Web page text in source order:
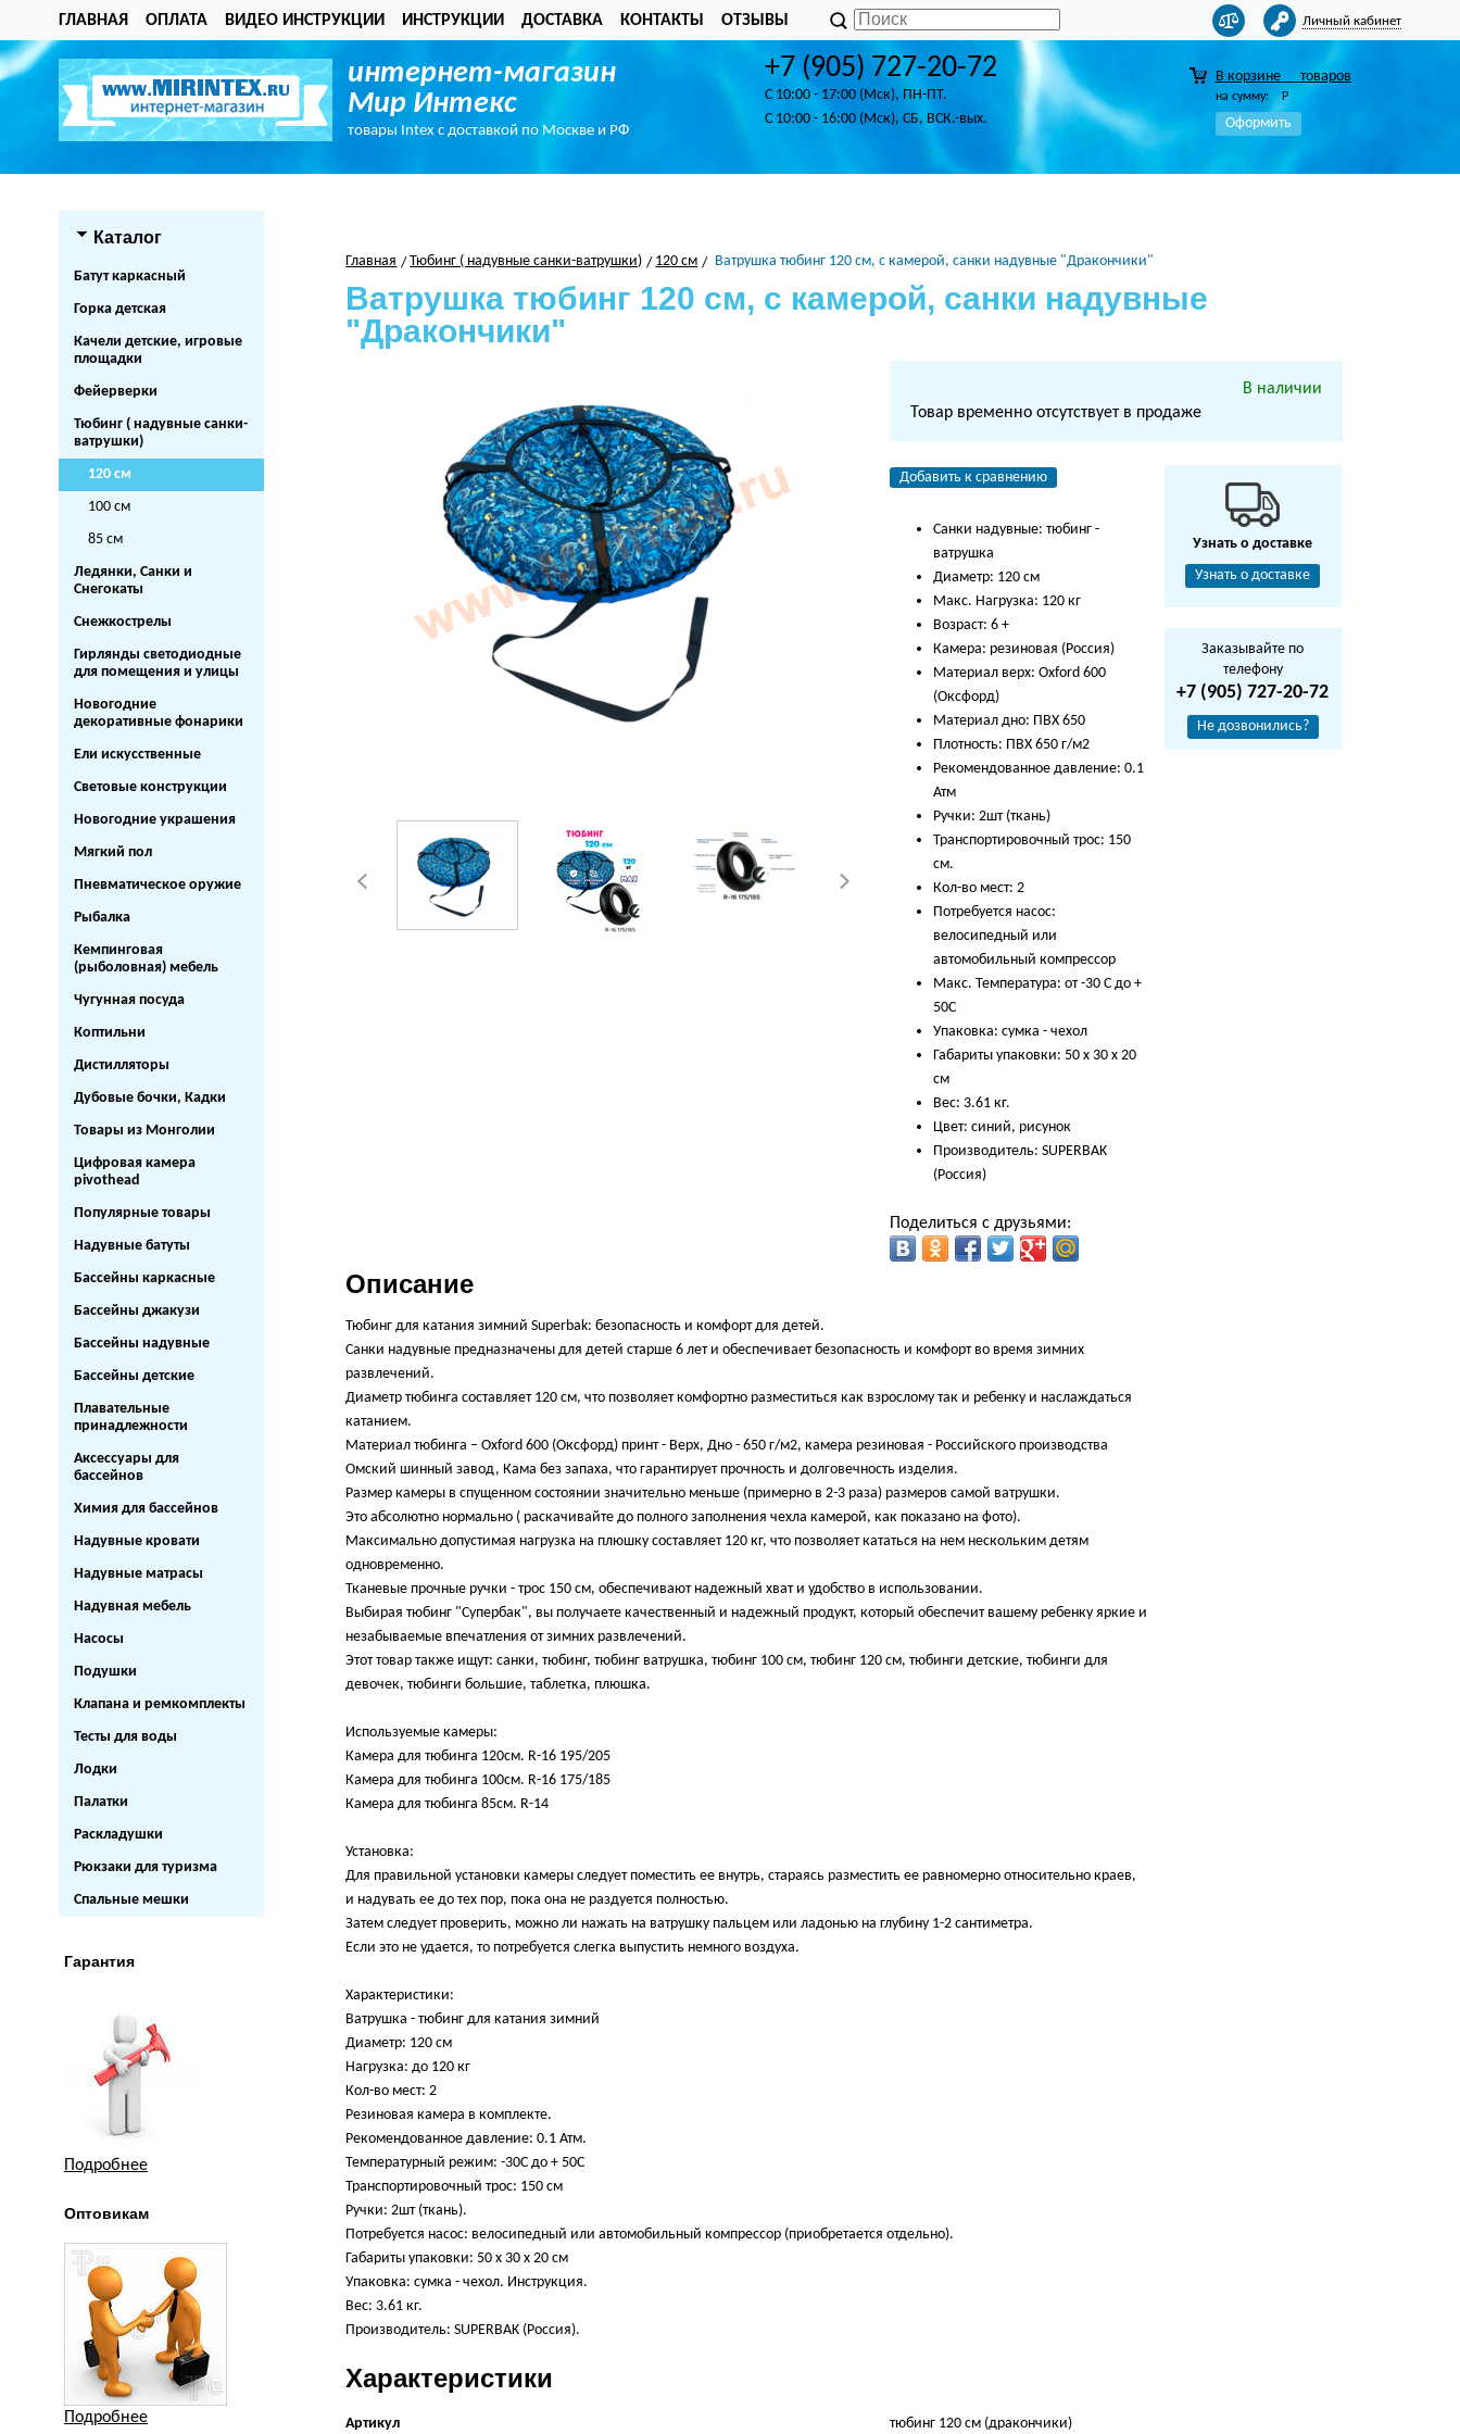
ГЛАВНАЯ ОПЛАТА ВИДЕО ИНСТРУКЦИИ ИНСТРУКЦИИ ДОСТАВКА КОНТАКТЫ ОТЗЫВЫ Личный кабинет
интернет-магазин
Мир Интекс
товары Intex с доставкой по Москве и РФ
+7 (905) 727-20-72
C 10:00 - 17:00 (Мск), ПН-ПТ.
C 10:00 - 16:00 (Мск), СБ, ВСК.-вых.
В корзине товаров
на сумму: Р
Оформить
Каталог
Батут каркасный
Горка детская
Качели детские, игровые
площадки
Фейерверки
Тюбинг ( надувные санки-
ватрушки)
120 см
100 см
85 см
Ледянки, Санки и
Снегокаты
Снежкострелы
Гирлянды светодиодные
для помещения и улицы
Новогодние
декоративные фонарики
Ели искусственные
Световые конструкции
Новогодние украшения
Мягкий пол
Пневматическое оружие
Рыбалка
Кемпинговая
(рыболовная) мебель
Чугунная посуда
Коптильни
Дистилляторы
Дубовые бочки, Кадки
Товары из Монголии
Цифровая камера
pivothead
Популярные товары
Надувные батуты
Бассейны каркасные
Бассейны джакузи
Бассейны надувные
Бассейны детские
Плавательные
принадлежности
Аксессуары для
бассейнов
Химия для бассейнов
Надувные кровати
Надувные матрасы
Надувная мебель
Насосы
Подушки
Клапана и ремкомплекты
Тесты для воды
Лодки
Палатки
Раскладушки
Рюкзаки для туризма
Спальные мешки
Гарантия
Подробнее
Оптовикам
Подробнее
Главная Тюбинг ( надувные санки-ватрушки) 120 см Ватрушка тюбинг 120 см, с камерой, санки надувные "Дракончики"
Ватрушка тюбинг 120 см, с камерой, санки надувные
"Дракончики"
В наличии
Товар временно отсутствует в продаже
Добавить к сравнению
Санки надувные: тюбинг -
ватрушка
Диаметр: 120 см
Макс. Нагрузка: 120 кг
Возраст: 6 +
Камера: резиновая (Россия)
Материал верх: Oxford 600
(Оксфорд)
Материал дно: ПВХ 650
Плотность: ПВХ 650 г/м2
Рекомендованное давление: 0.1
Атм
Ручки: 2шт (ткань)
Транспортировочный трос: 150
см.
Кол-во мест: 2
Потребуется насос:
велосипедный или
автомобильный компрессор
Макс. Температура: от -30 С до +
50С
Упаковка: сумка - чехол
Габариты упаковки: 50 x 30 x 20
см
Вес: 3.61 кг.
Цвет: синий, рисунок
Производитель: SUPERBAK
(Россия)
Поделиться с друзьями:
Описание
Тюбинг для катания зимний Superbak: безопасность и комфорт для детей.
Санки надувные предназначены для детей старше 6 лет и обеспечивает безопасность и комфорт во время зимних
развлечений.
Диаметр тюбинга составляет 120 см, что позволяет комфортно разместиться как взрослому так и ребенку и наслаждаться
катанием.
Материал тюбинга – Oxford 600 (Оксфорд) принт - Верх, Дно - 650 г/м2, камера резиновая - Российского производства
Омский шинный завод, Кама без запаха, что гарантирует прочность и долговечность изделия.
Размер камеры в спущенном состоянии значительно меньше (примерно в 2-3 раза) размеров самой ватрушки.
Это абсолютно нормально ( раскачивайте до полного заполнения чехла камерой, как показано на фото).
Максимально допустимая нагрузка на плюшку составляет 120 кг, что позволяет кататься на нем нескольким детям
одновременно.
Тканевые прочные ручки - трос 150 см, обеспечивают надежный хват и удобство в использовании.
Выбирая тюбинг "Супербак", вы получаете качественный и надежный продукт, который обеспечит вашему ребенку яркие и
незабываемые впечатления от зимних развлечений.
Этот товар также ищут: санки, тюбинг, тюбинг ватрушка, тюбинг 100 см, тюбинг 120 см, тюбинги детские, тюбинги для
девочек, тюбинги большие, таблетка, плюшка.
Используемые камеры:
Камера для тюбинга 120см. R-16 195/205
Камера для тюбинга 100см. R-16 175/185
Камера для тюбинга 85см. R-14
Установка:
Для правильной установки камеры следует поместить ее внутрь, стараясь разместить ее равномерно относительно краев,
и надувать ее до тех пор, пока она не раздуется полностью.
Затем следует проверить, можно ли нажать на ватрушку пальцем или ладонью на глубину 1-2 сантиметра.
Если это не удается, то потребуется слегка выпустить немного воздуха.
Характеристики:
Ватрушка - тюбинг для катания зимний
Диаметр: 120 см
Нагрузка: до 120 кг
Кол-во мест: 2
Резиновая камера в комплекте.
Рекомендованное давление: 0.1 Атм.
Температурный режим: -30С до + 50С
Транспортировочный трос: 150 см
Ручки: 2шт (ткань).
Потребуется насос: велосипедный или автомобильный компрессор (приобретается отдельно).
Габариты упаковки: 50 x 30 x 20 см
Упаковка: сумка - чехол. Инструкция.
Вес: 3.61 кг.
Производитель: SUPERBAK (Россия).
Характеристики
Артикул тюбинг 120 см (дракончики)
Узнать о доставке
Узнать о доставке
Заказывайте по
телефону
+7 (905) 727-20-72
Не дозвонились?